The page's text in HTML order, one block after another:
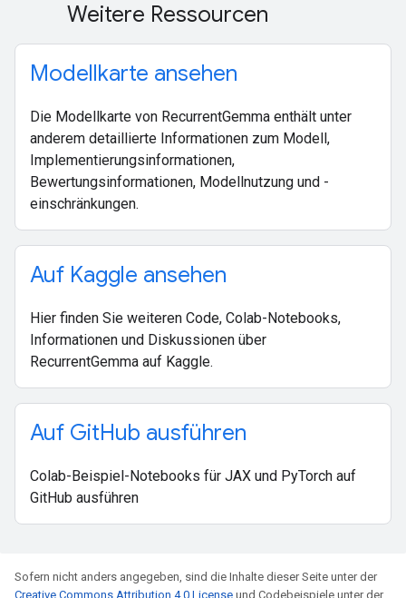
Weitere Ressourcen
Modellkarte ansehen
Die Modellkarte von RecurrentGemma enthält unter
anderem detaillierte Informationen zum Modell,
Implementierungsinformationen,
Bewertungsinformationen, Modellnutzung und -
einschränkungen.
Auf Kaggle ansehen
Hier finden Sie weiteren Code, Colab-Notebooks,
Informationen und Diskussionen über
RecurrentGemma auf Kaggle.
Auf GitHub ausführen
Colab-Beispiel-Notebooks für JAX und PyTorch auf
GitHub ausführen
Sofern nicht anders angegeben, sind die Inhalte dieser Seite unter der
Creative Commons Attribution 4.0 License und Codebeispiele unter der